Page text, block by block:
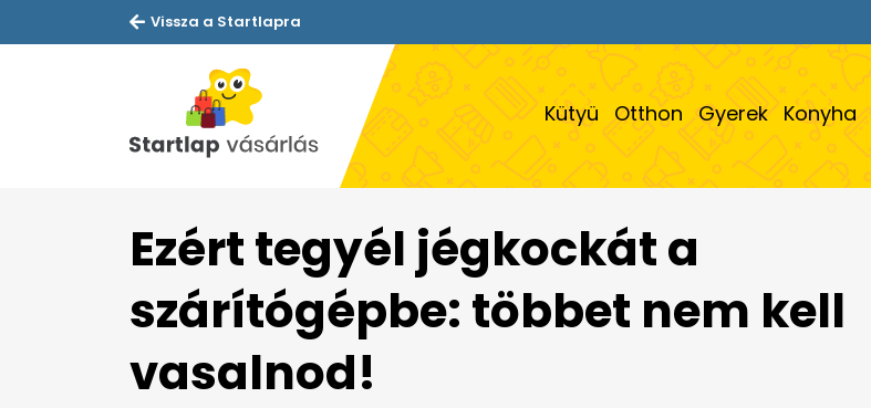
Vissza a Startlapra
Kütyü Otthon Gyerek Konyha
Ezért tegyél jégkockát a
szárítógépbe: többet nem kell
vasalnod!